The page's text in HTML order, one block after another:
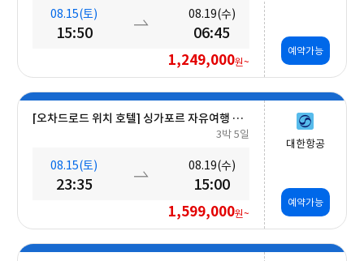
08.15(토)
15:50
08.19(수)
06:45
1,249,000원~
예약가능
[오차드로드 위치 호텔] 싱가포르 자유여행 5일 #조식포함
3박 5일
08.15(토)
23:35
08.19(수)
15:00
1,599,000원~
대한항공
예약가능